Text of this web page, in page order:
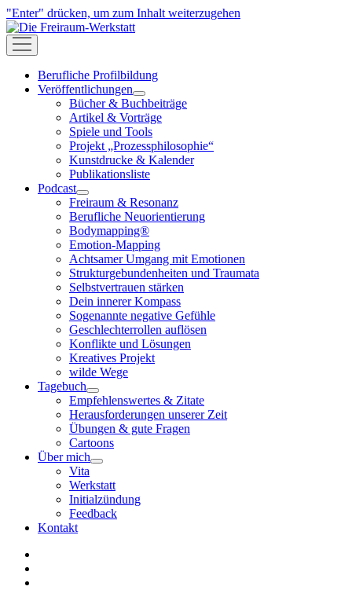
"Enter" drücken, um zum Inhalt weiterzugehen
Die
Freiraum-
Werkstatt
open
menu
Berufliche Profilbildung
Veröffentlichungen
open
menu
Bücher & Buchbeiträge
Artikel & Vorträge
Spiele und Tools
Projekt „Prozessphilosophie“
Kunstdrucke & Kalender
Publikationsliste
Podcast
open
menu
Freiraum & Resonanz
Berufliche Neuorientierung
Bodymapping®
Emotion-Mapping
Achtsamer Umgang mit Emotionen
Strukturgebundenheiten und Traumata
Selbstvertrauen stärken
Dein innerer Kompass
Sogenannte negative Gefühle
Geschlechterrollen auflösen
Konflikte und Lösungen
Kreatives Projekt
wilde Wege
Tagebuch
open
menu
Empfehlenswertes & Zitate
Herausforderungen unserer Zeit
Übungen & gute Fragen
Cartoons
Über mich
open
Vita
Werkstatt
Initialzündung
Feedback
Kontakt